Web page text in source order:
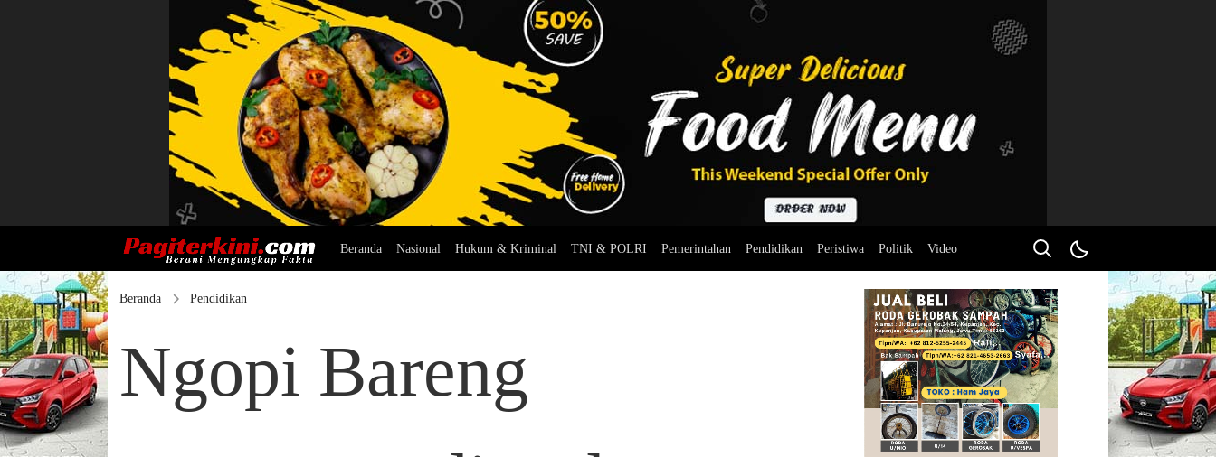
Beranda Nasional Hukum & Kriminal TNI & POLRI Pemerintahan Pendidikan Peristiwa Politik Video
Beranda Pendidikan
Ngopi Bareng